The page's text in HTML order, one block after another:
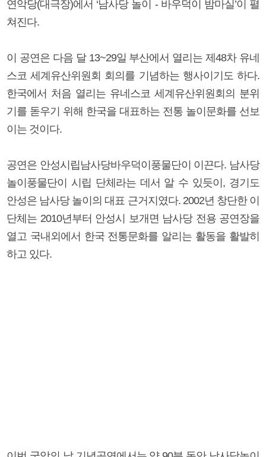
연악당(대극장)에서 ‘남사당 놀이 - 바우덕이 밤마실’이 펼
쳐진다.
이 공연은 다음 달 13~29일 부산에서 열리는 제48차 유네
스코 세계유산위원회 회의를 기념하는 행사이기도 하다.
한국에서 처음 열리는 유네스코 세계유산위원회의 분위
기를 돋우기 위해 한국을 대표하는 전통 놀이문화를 선보
이는 것이다.
공연은 안성시립남사당바우덕이풍물단이 이끈다. 남사당
놀이풍물단이 시립 단체라는 데서 알 수 있듯이, 경기도
안성은 남사당 놀이의 대표 근거지였다. 2002년 창단한 이
단체는 2010년부터 안성시 보개면 남사당 전용 공연장을
열고 국내외에서 한국 전통문화를 알리는 활동을 활발히
하고 있다.